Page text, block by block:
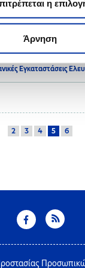
η
Άρνηση
Εγκαταστάσεις
2 3 4 5 6